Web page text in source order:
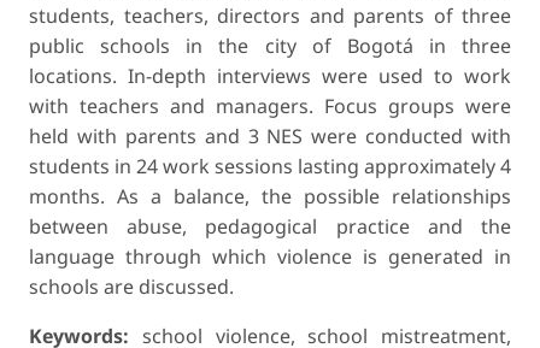
students, teachers, directors and parents of three
public schools in the city of Bogotá in three
locations. In-depth interviews were used to work
with teachers and managers. Focus groups were
held with parents and 3 NES were conducted with
students in 24 work sessions lasting approximately 4
months. As a balance, the possible relationships
between abuse, pedagogical practice and the
language through which violence is generated in
schools are discussed.
Keywords: school violence, school mistreatment,